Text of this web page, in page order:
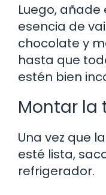
Luego, añade
esencia de
chocolate y
hasta que
estén bien
Montar la
Una vez que
esté lista,
refrigerador.